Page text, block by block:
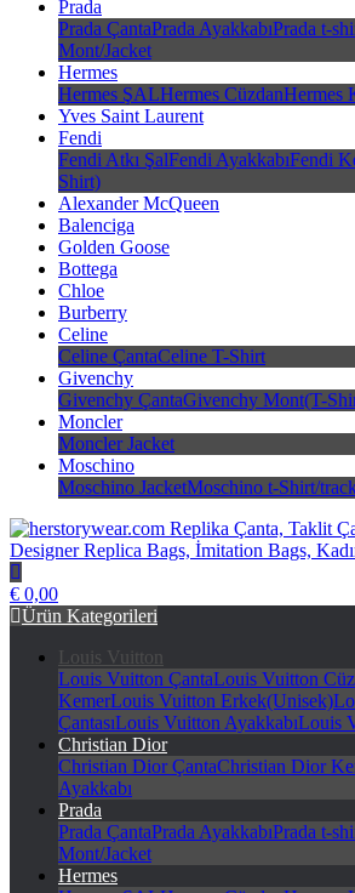
Prada
Prada ÇantaPrada AyakkabıPrada t-
Mont/Jacket
Hermes
Hermes ŞALHermes CüzdanHermes
Yves Saint Laurent
Fendi
Fendi Atkı ŞalFendi AyakkabıFendi
Shirt)
Alexander McQueen
Balenciga
Golden Goose
Bottega
Chloe
Burberry
Celine
Celine ÇantaCeline T-Shirt
Givenchy
Givenchy ÇantaGivenchy Mont(T-
Moncler
Moncler Jacket
Moschino
Moschino JacketMoschino t-Shirt/
herstorywear.com Replika Çanta, Taklit
Designer Replica Bags, İmitation Bags,
€ 0,00
Ürün Kategorileri
Louis Vuitton
Louis Vuitton ÇantaLouis Vuitton
KemerLouis Vuitton Erkek(Unisek)
ÇantasıLouis Vuitton AyakkabıLouis
Christian Dior
Christian Dior ÇantaChristian Dior
Ayakkabı
Prada
Prada ÇantaPrada AyakkabıPrada t-
Mont/Jacket
Hermes